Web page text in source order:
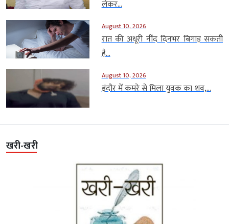
लेकर...
August 10, 2026
रात की अधूरी नींद दिनभर बिगाड़ सकती
है...
August 10, 2026
इंदौर में कमरे से मिला युवक का शव,...
खरी-खरी